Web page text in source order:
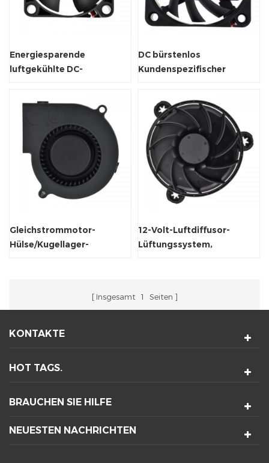
Energiesparende
luftgekühlte DC-
DC bürstenlos
Kundenspezifischer
Gleichstrommotor-
Hülse/Kugellager-
12-Volt-Luftdiffusor-
Lüftungssystem,
Insgesamt 1 Seiten
KONTAKTE
HOT TAGS.
BRAUCHEN SIE HILFE
NEUESTEN NACHRICHTEN